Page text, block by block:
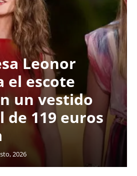
Leonor
el escote
un vestido
de 119 euros
2026